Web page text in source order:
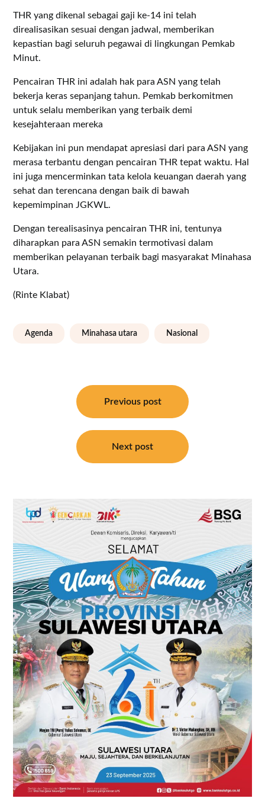
THR yang dikenal sebagai gaji ke-14 ini telah
direalisasikan sesuai dengan jadwal, memberikan
kepastian bagi seluruh pegawai di lingkungan Pemkab
Minut.
Pencairan THR ini adalah hak para ASN yang telah
bekerja keras sepanjang tahun. Pemkab berkomitmen
untuk selalu memberikan yang terbaik demi
kesejahteraan mereka
Kebijakan ini pun mendapat apresiasi dari para ASN yang
merasa terbantu dengan pencairan THR tepat waktu. Hal
ini juga mencerminkan tata kelola keuangan daerah yang
sehat dan terencana dengan baik di bawah
kepemimpinan JGKWL.
Dengan terealisasinya pencairan THR ini, tentunya
diharapkan para ASN semakin termotivasi dalam
memberikan pelayanan terbaik bagi masyarakat Minahasa
Utara.
(Rinte Klabat)
Agenda Minahasa utara Nasional
Previous post
Next post